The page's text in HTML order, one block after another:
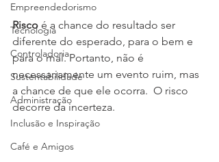
Empreendedorismo
Tecnologia
Controladoria
Sustentabilidade
Administração
Inclusão e Inspiração
Café e Amigos
Risco é a chance do resultado ser
diferente do esperado, para o bem e
para o mal. Portanto, não é
necessariamente um evento ruim, mas
a chance de que ele ocorra.  O risco
decorre da incerteza.